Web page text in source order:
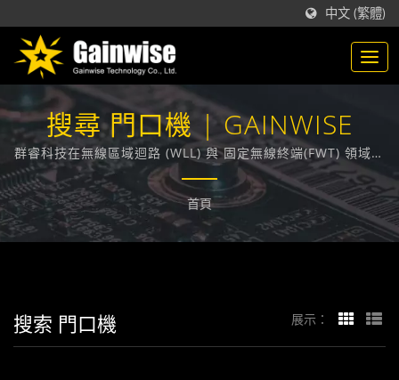
中文 (繁體)
搜尋 門口機 | GAINWISE
群睿科技在無線區域迴路 (WLL) 與 固定無線終端(FWT) 領域，
技術領先業界，在台灣，致力於為各大電信業者提供通訊技術
相關的解決方案。
首頁
搜索 門口機 展示：